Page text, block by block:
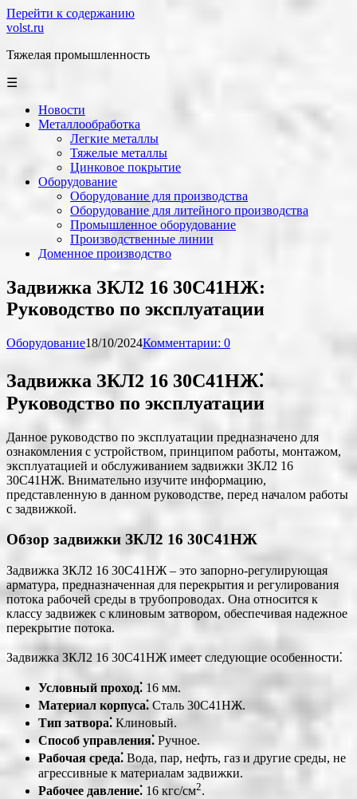
Перейти к содержанию
volst.ru
Тяжелая промышленность
☰
Новости
Металлообработка
Легкие металлы
Тяжелые металлы
Цинковое покрытие
Оборудование
Оборудование для производства
Оборудование для литейного производства
Промышленное оборудование
Производственные линии
Доменное производство
Задвижка ЗКЛ2 16 30С41НЖ:
Руководство по эксплуатации
Оборудование18/10/2024Комментарии: 0
Задвижка ЗКЛ2 16 30С41НЖ⁚
Руководство по эксплуатации
Данное руководство по эксплуатации предназначено для
ознакомления с устройством, принципом работы, монтажом,
эксплуатацией и обслуживанием задвижки ЗКЛ2 16
30С41НЖ. Внимательно изучите информацию,
представленную в данном руководстве, перед началом работы
с задвижкой.
Обзор задвижки ЗКЛ2 16 30С41НЖ
Задвижка ЗКЛ2 16 30С41НЖ – это запорно-регулирующая
арматура, предназначенная для перекрытия и регулирования
потока рабочей среды в трубопроводах. Она относится к
классу задвижек с клиновым затвором, обеспечивая надежное
перекрытие потока.
Задвижка ЗКЛ2 16 30С41НЖ имеет следующие особенности⁚
Условный проход⁚ 16 мм.
Материал корпуса⁚ Сталь 30С41НЖ.
Тип затвора⁚ Клиновый.
Способ управления⁚ Ручное.
Рабочая среда⁚ Вода, пар, нефть, газ и другие среды, не
агрессивные к материалам задвижки.
Рабочее давление⁚ 16 кгс/см2.